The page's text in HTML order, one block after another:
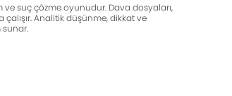
suç çözme oyunudur. Dava dosyaları,
Analitik düşünme, dikkat ve